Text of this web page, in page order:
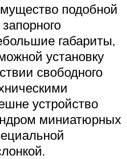
подобной
габариты,
установку
свободного
устройство
миниатюрных